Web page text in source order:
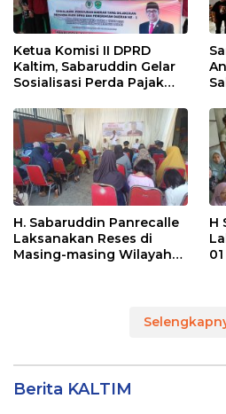
Ketua Komisi II DPRD
Kaltim, Sabaruddin Gelar
Sosialisasi Perda Pajak
Sepinggan Raya
Balikpapan
H. Sabaruddin Panrecalle
Laksanakan Reses di
Masing-masing Wilayah
H
Berita KALTIM